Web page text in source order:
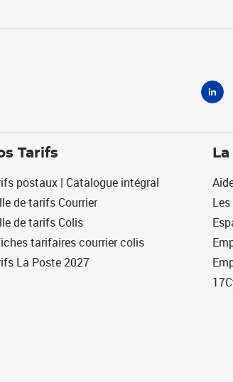
Tarifs
postaux | Catalogue intégral
de tarifs Courrier
de tarifs Colis
tarifaires courrier colis
La Poste 2027